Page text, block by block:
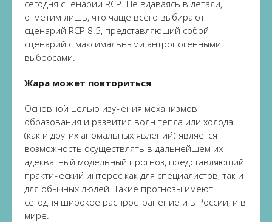
сегодня сценарии RCP. Не вдаваясь в детали,
отметим лишь, что чаще всего выбирают
сценарий RCP 8.5, представляющий собой
сценарий с максимальными антропогенными
выбросами.
Жара может повториться
Основной целью изучения механизмов
образования и развития волн тепла или холода
(как и других аномальных явлений) является
возможность осуществлять в дальнейшем их
адекватный модельный прогноз, представляющий
практический интерес как для специалистов, так и
для обычных людей. Такие прогнозы имеют
сегодня широкое распространение и в России, и в
мире.